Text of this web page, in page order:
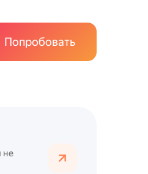
Попробовать